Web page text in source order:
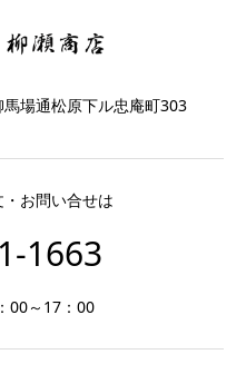
場通松原下ル忠庵町303
お問い合せは
1663
00～17：00